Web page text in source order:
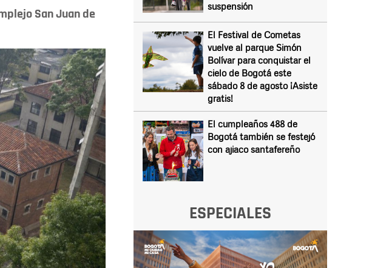
San Juan de
suspensión
El Festival de Cometas
vuelve al parque Simón
Bolívar para conquistar el
cielo de Bogotá este
sábado 8 de agosto ¡Asiste
gratis!
El cumpleaños 488 de
Bogotá también se festejó
con ajiaco santafereño
ESPECIALES